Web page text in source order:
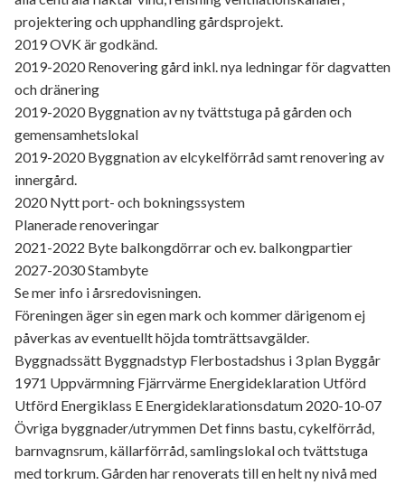
projektering och upphandling gårdsprojekt.
2019 OVK är godkänd.
2019-2020 Renovering gård inkl. nya ledningar för dagvatten
och dränering
2019-2020 Byggnation av ny tvättstuga på gården och
gemensamhetslokal
2019-2020 Byggnation av elcykelförråd samt renovering av
innergård.
2020 Nytt port- och bokningssystem
Planerade renoveringar
2021-2022 Byte balkongdörrar och ev. balkongpartier
2027-2030 Stambyte
Se mer info i årsredovisningen.
Föreningen äger sin egen mark och kommer därigenom ej
påverkas av eventuellt höjda tomträttsavgälder.
Byggnadssätt Byggnadstyp Flerbostadshus i 3 plan Byggår
1971 Uppvärmning Fjärrvärme Energideklaration Utförd
Utförd Energiklass E Energideklarationsdatum 2020-10-07
Övriga byggnader/utrymmen Det finns bastu, cykelförråd,
barnvagnsrum, källarförråd, samlingslokal och tvättstuga
med torkrum. Gården har renoverats till en helt ny nivå med